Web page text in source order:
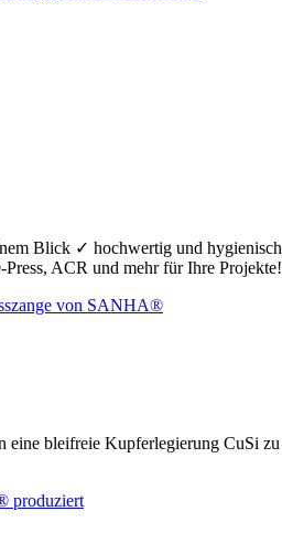
Blick ✓ hochwertig und
ACR und mehr für Ihre Projekte!
bleifreie Kupferlegierung CuSi